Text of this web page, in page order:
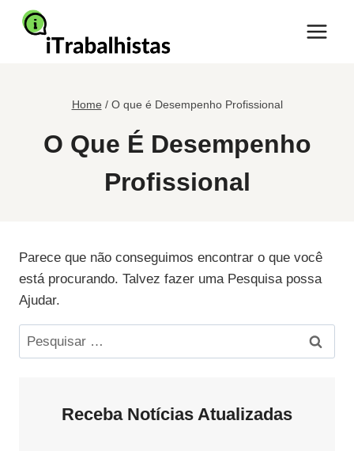
Pular
para
Home / O que é Desempenho Profissional
O Que É Desempenho
Profissional
Parece que não conseguimos encontrar o que você
está procurando. Talvez fazer uma Pesquisa possa
Ajudar.
Pesquisar
por:
Receba Notícias Atualizadas